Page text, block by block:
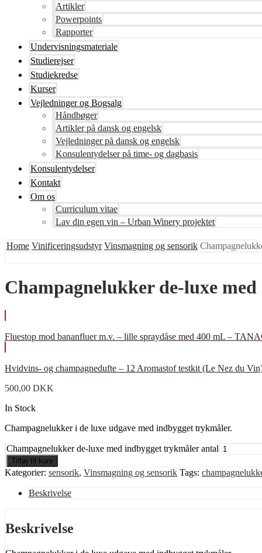
Artikler
Powerpoints
Rapporter
Undervisningsmateriale
Studierejser
Studiekredse
Kurser
Vejledninger og Bogsalg
Håndbøger
Artikler på dansk og engelsk
Vejledninger på dansk og engelsk
Konsulentydelser på time- og dagbasis
Konsulentydelser
Kontakt
Om os
Curriculum vitae
Lav din egen vin – Urban Winery projektet
Home Vinificeringsudstyr Vinsmagning og sensorik
Champagnelukker de-luxe
Fluestop mod bananfluer m.v. – lille spraydåse med 400 mL –
Hvidvins- og champagnedufte – 12 Aromastof testkit (Le Nez du
500,00 DKK
In Stock
Champagnelukker i de luxe udgave med indbygget trykmåler.
Champagnelukker de-luxe med indbygget trykmåler antal
Tilføj til kurv
Kategorier: sensorik, Vinsmagning og sensorik Tags:
Beskrivelse
Beskrivelse